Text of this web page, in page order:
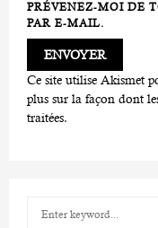
PRÉVENEZ-MOI DE
PAR E-MAIL.
Ce site utilise Akismet
plus sur la façon dont
traitées.